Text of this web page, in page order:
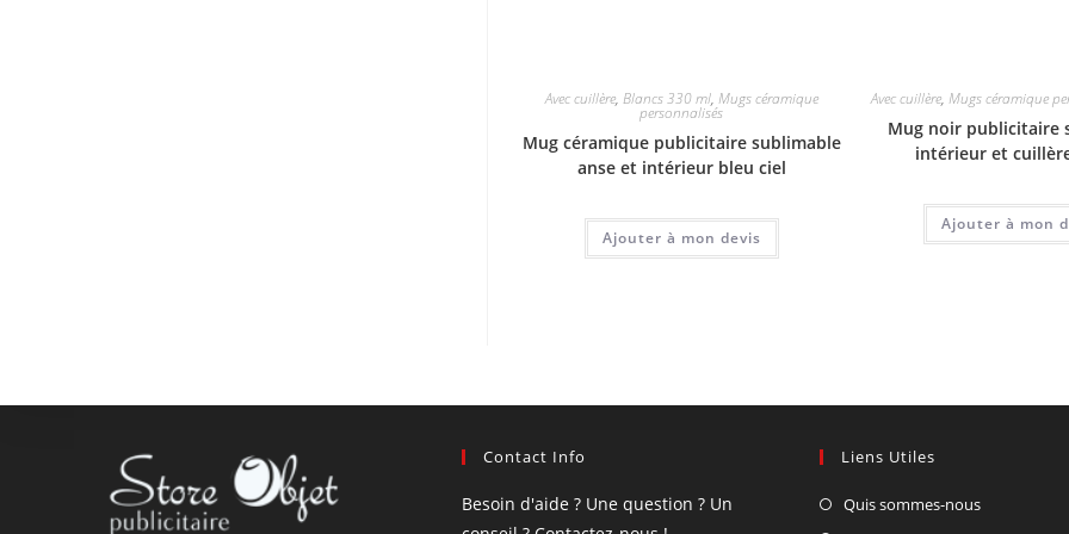
Avec cuillère, Blancs 330 ml, Mugs céramique
personnalisés
Mug céramique publicitaire sublimable
anse et intérieur bleu ciel
Ajouter à mon devis
Avec cuillère,Mugs céramique
Mug noir publicitaire
intérieur et
Ajouter à mon
Contact Info
Besoin d'aide ? Une question ? Un
Liens Utiles
Quis sommes-nous